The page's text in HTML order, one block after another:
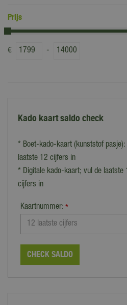
Prijs
€ -
Kado kaart saldo check
* Boet-kado-kaart (kunststof pasje):
laatste 12 cijfers in
* Digitale kado-kaart; vul de laatste
cijfers in
Kaartnummer: *
CHECK SALDO